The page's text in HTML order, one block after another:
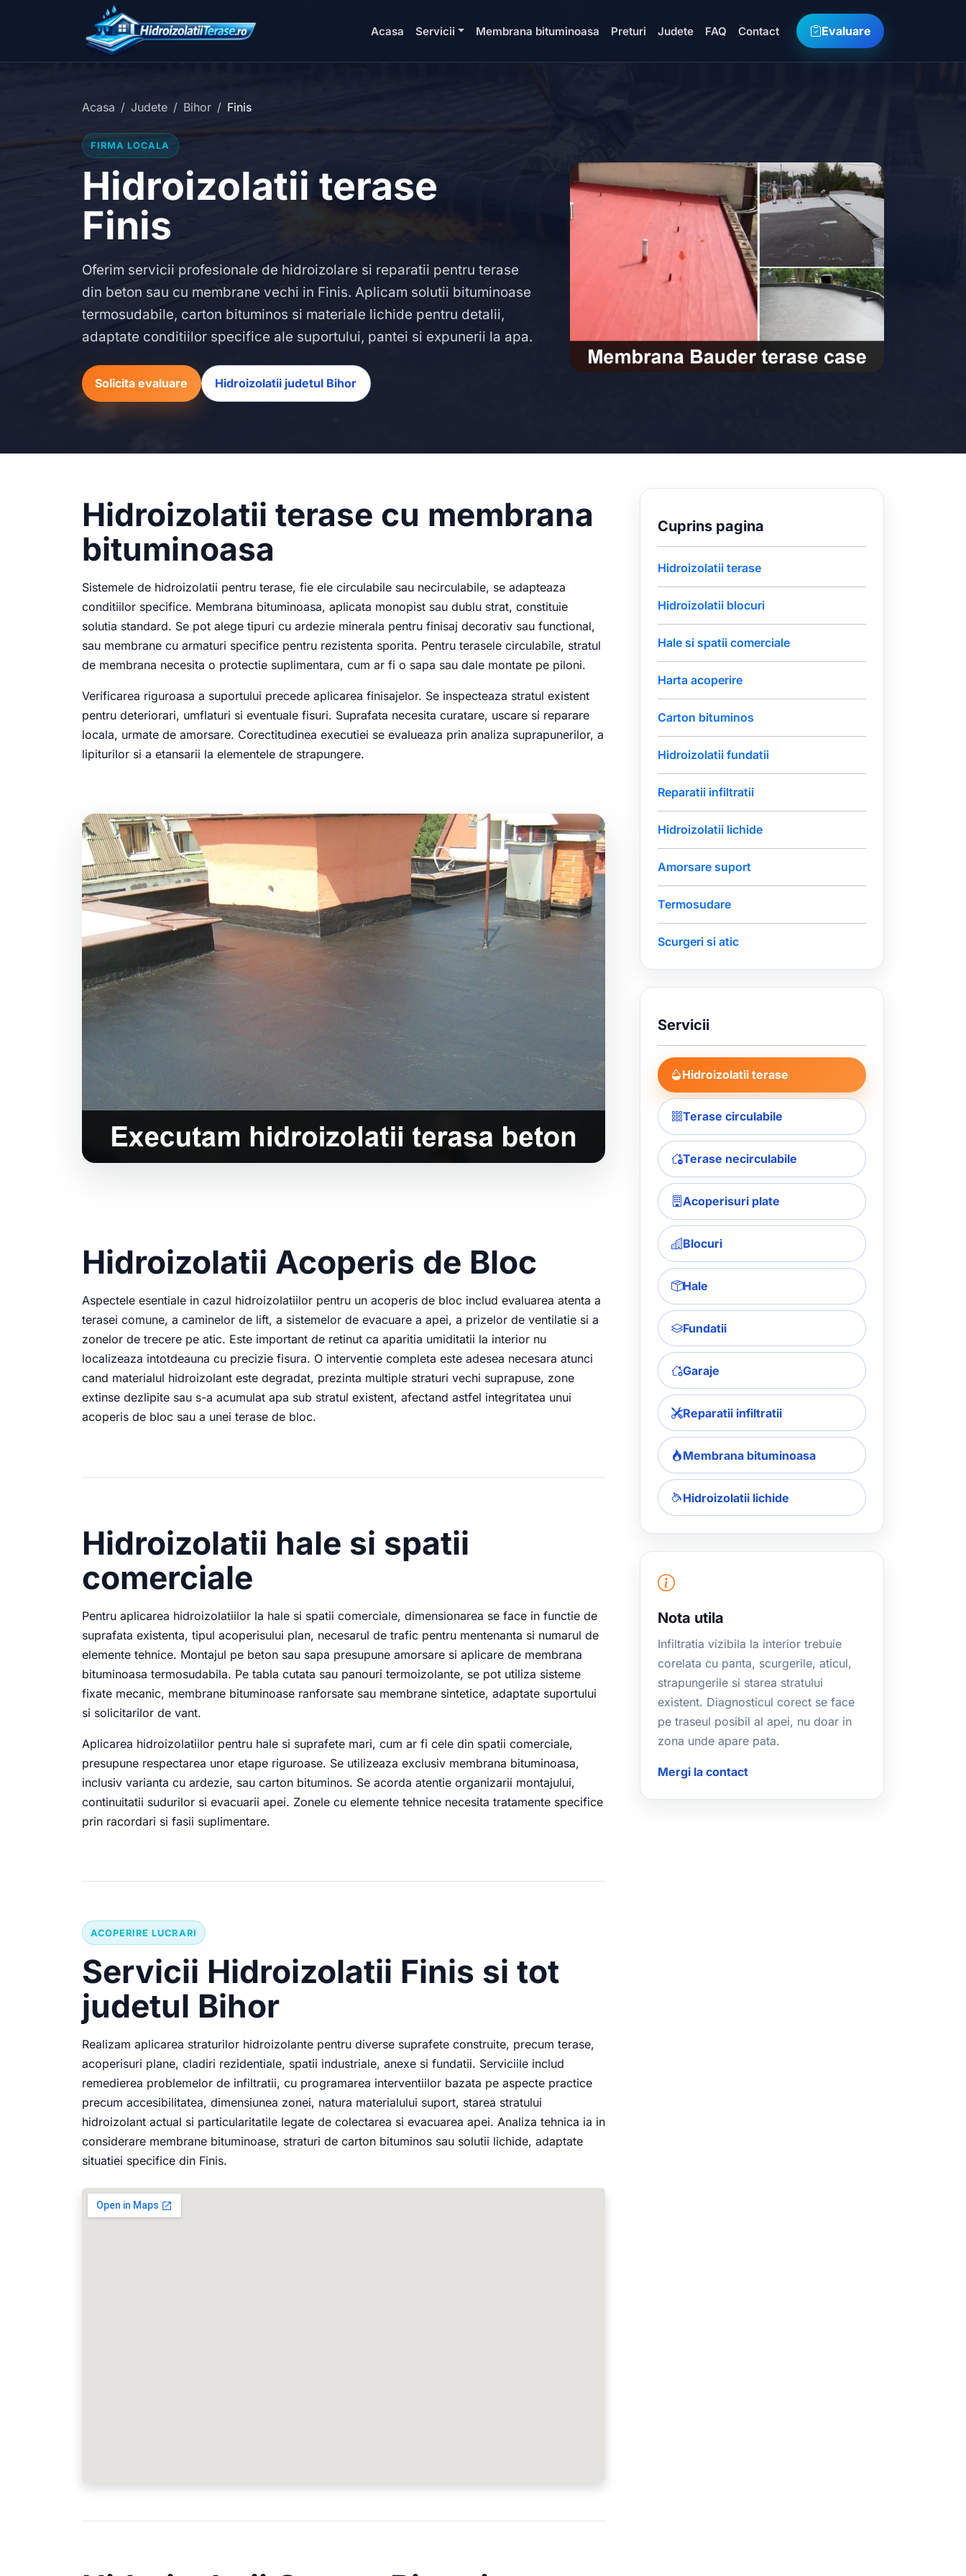
Acasa Servicii Membrana bituminoasa Preturi Judete FAQ Contact Evaluare
Acasa Judete Bihor Finis
FIRMA LOCALA
Hidroizolatii terase
Finis
Oferim servicii profesionale de hidroizolare si reparatii pentru terase
din beton sau cu membrane vechi in Finis. Aplicam solutii bituminoase
termosudabile, carton bituminos si materiale lichide pentru detalii,
adaptate conditiilor specifice ale suportului, pantei si expunerii la apa.
Solicita evaluare Hidroizolatii judetul Bihor
Hidroizolatii terase cu membrana
bituminoasa
Sistemele de hidroizolatii pentru terase, fie ele circulabile sau necirculabile, se adapteaza
conditiilor specifice. Membrana bituminoasa, aplicata monopist sau dublu strat, constituie
solutia standard. Se pot alege tipuri cu ardezie minerala pentru finisaj decorativ sau functional,
sau membrane cu armaturi specifice pentru rezistenta sporita. Pentru terasele circulabile, stratul
de membrana necesita o protectie suplimentara, cum ar fi o sapa sau dale montate pe piloni.
Verificarea riguroasa a suportului precede aplicarea finisajelor. Se inspecteaza stratul existent
pentru deteriorari, umflaturi si eventuale fisuri. Suprafata necesita curatare, uscare si reparare
locala, urmate de amorsare. Corectitudinea executiei se evalueaza prin analiza suprapunerilor, a
lipiturilor si a etansarii la elementele de strapungere.
Hidroizolatii Acoperis de Bloc
Aspectele esentiale in cazul hidroizolatiilor pentru un acoperis de bloc includ evaluarea atenta a
terasei comune, a caminelor de lift, a sistemelor de evacuare a apei, a prizelor de ventilatie si a
zonelor de trecere pe atic. Este important de retinut ca aparitia umiditatii la interior nu
localizeaza intotdeauna cu precizie fisura. O interventie completa este adesea necesara atunci
cand materialul hidroizolant este degradat, prezinta multiple straturi vechi suprapuse, zone
extinse dezlipite sau s-a acumulat apa sub stratul existent, afectand astfel integritatea unui
acoperis de bloc sau a unei terase de bloc.
Hidroizolatii hale si spatii
comerciale
Pentru aplicarea hidroizolatiilor la hale si spatii comerciale, dimensionarea se face in functie de
suprafata existenta, tipul acoperisului plan, necesarul de trafic pentru mentenanta si numarul de
elemente tehnice. Montajul pe beton sau sapa presupune amorsare si aplicare de membrana
bituminoasa termosudabila. Pe tabla cutata sau panouri termoizolante, se pot utiliza sisteme
fixate mecanic, membrane bituminoase ranforsate sau membrane sintetice, adaptate suportului
si solicitarilor de vant.
Aplicarea hidroizolatiilor pentru hale si suprafete mari, cum ar fi cele din spatii comerciale,
presupune respectarea unor etape riguroase. Se utilizeaza exclusiv membrana bituminoasa,
inclusiv varianta cu ardezie, sau carton bituminos. Se acorda atentie organizarii montajului,
continuitatii sudurilor si evacuarii apei. Zonele cu elemente tehnice necesita tratamente specifice
prin racordari si fasii suplimentare.
ACOPERIRE LUCRARI
Servicii Hidroizolatii Finis si tot
judetul Bihor
Realizam aplicarea straturilor hidroizolante pentru diverse suprafete construite, precum terase,
acoperisuri plane, cladiri rezidentiale, spatii industriale, anexe si fundatii. Serviciile includ
remedierea problemelor de infiltratii, cu programarea interventiilor bazata pe aspecte practice
precum accesibilitatea, dimensiunea zonei, natura materialului suport, starea stratului
hidroizolant actual si particularitatile legate de colectarea si evacuarea apei. Analiza tehnica ia in
considerare membrane bituminoase, straturi de carton bituminos sau solutii lichide, adaptate
situatiei specifice din Finis.
Cuprins pagina
Hidroizolatii terase
Hidroizolatii blocuri
Hale si spatii comerciale
Harta acoperire
Carton bituminos
Hidroizolatii fundatii
Reparatii infiltratii
Hidroizolatii lichide
Amorsare suport
Termosudare
Scurgeri si atic
Servicii
Hidroizolatii terase
Terase circulabile
Terase necirculabile
Acoperisuri plate
Blocuri
Hale
Fundatii
Garaje
Reparatii infiltratii
Membrana bituminoasa
Hidroizolatii lichide
Nota utila
Infiltratia vizibila la interior trebuie
corelata cu panta, scurgerile, aticul,
strapungerile si starea stratului
existent. Diagnosticul corect se face
pe traseul posibil al apei, nu doar in
zona unde apare pata.
Mergi la contact